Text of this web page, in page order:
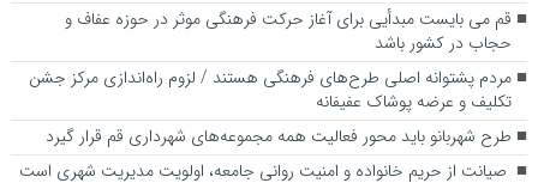
قم می بایست مبدأیی برای آغاز حرکت فرهنگی موثر در حوزه عفاف و
حجاب در کشور باشد
مردم پشتوانه اصلی طرح‌های فرهنگی هستند / لزوم راه‌اندازی مرکز جشن
تکلیف و عرضه پوشاک عفیفانه
طرح شهربانو باید محور فعالیت همه مجموعه‌های شهرداری قم قرار گیرد
صیانت از حریم خانواده و امنیت روانی جامعه، اولویت مدیریت شهری است